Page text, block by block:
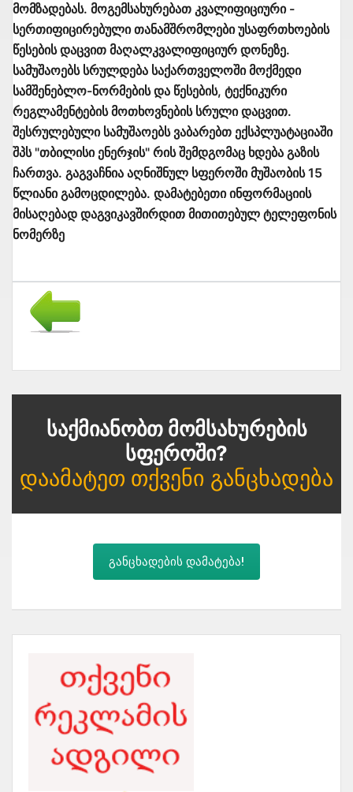
მომზადებას. მოგემსახურებათ კვალიფიციური -
სერთიფიცირებული თანამშრომლები უსაფრთხოების
წესების დაცვით მაღალკვალიფიციურ დონეზე.
სამუშაოებს სრულდება საქართველოში მოქმედი
სამშენებლო-ნორმების და წესების, ტექნიკური
რეგლამენტების მოთხოვნების სრული დაცვით.
შესრულებული სამუშაოებს ვაბარებთ ექსპლუატაციაში
შპს "თბილისი ენერჯის" რის შემდგომაც ხდება გაზის
ჩართვა. გაგვაჩნია აღნიშნულ სფეროში მუშაობის 15
წლიანი გამოცდილება. დამატებეთი ინფორმაციის
მისაღებად დაგვიკავშირდით მითითებულ ტელეფონის
ნომერზე
Საქმიანობთ Მომსახურების
Სფეროში?
Დაამატეთ Თქვენი Განცხადება
განცხადების დამატება!